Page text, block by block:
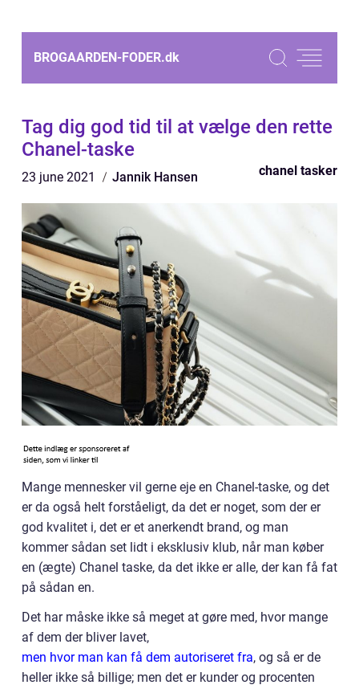
BROGAARDEN-FODER.dk
Tag dig god tid til at vælge den rette
Chanel-taske
23 june 2021 Jannik Hansen chanel tasker
Mange mennesker vil gerne eje en Chanel-taske, og det
er da også helt forståeligt, da det er noget, som der er
god kvalitet i, det er et anerkendt brand, og man
kommer sådan set lidt i eksklusiv klub, når man køber
en (ægte) Chanel taske, da det ikke er alle, der kan få fat
på sådan en.
Det har måske ikke så meget at gøre med, hvor mange
af dem der bliver lavet,
men hvor man kan få dem autoriseret fra, og så er de
heller ikke så billige; men det er kunder og procenten